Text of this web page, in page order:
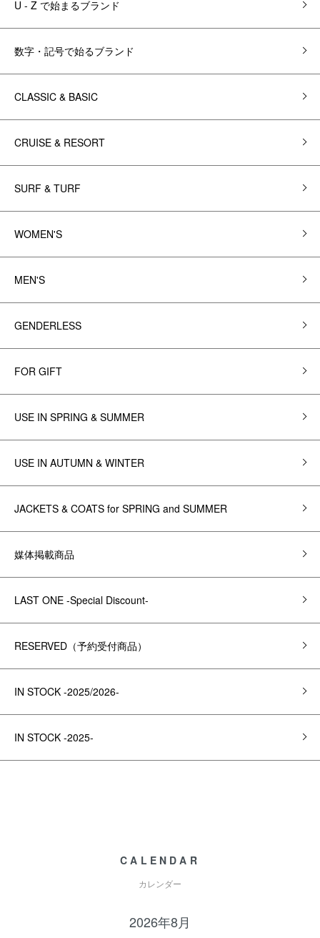
U - Z で始まるブランド
数字・記号で始るブランド
CLASSIC & BASIC
CRUISE & RESORT
SURF & TURF
WOMEN'S
MEN'S
GENDERLESS
FOR GIFT
USE IN SPRING & SUMMER
USE IN AUTUMN & WINTER
JACKETS & COATS for SPRING and SUMMER
媒体掲載商品
LAST ONE -Special Discount-
RESERVED（予約受付商品）
IN STOCK -2025/2026-
IN STOCK -2025-
CALENDAR
カレンダー
2026年8月